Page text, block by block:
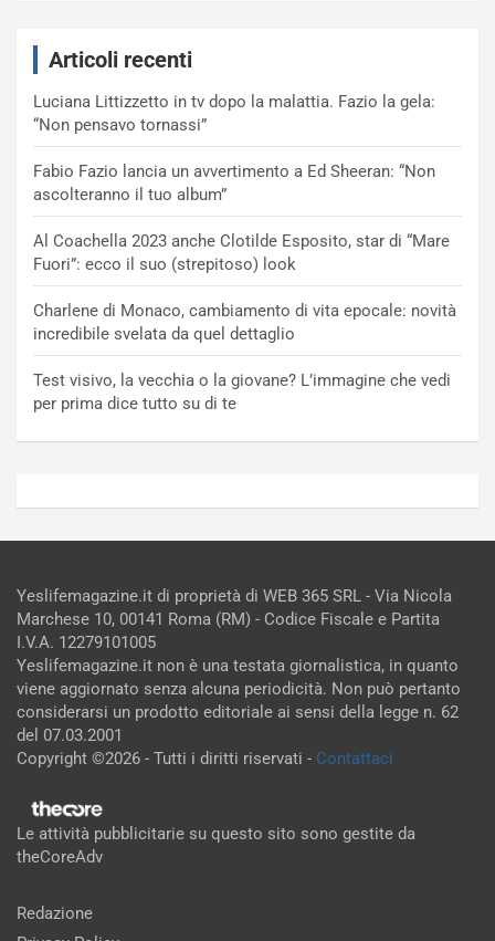
Articoli recenti
Luciana Littizzetto in tv dopo la malattia. Fazio la gela:
“Non pensavo tornassi”
Fabio Fazio lancia un avvertimento a Ed Sheeran: “Non
ascolteranno il tuo album”
Al Coachella 2023 anche Clotilde Esposito, star di “Mare
Fuori”: ecco il suo (strepitoso) look
Charlene di Monaco, cambiamento di vita epocale: novità
incredibile svelata da quel dettaglio
Test visivo, la vecchia o la giovane? L’immagine che vedi
per prima dice tutto su di te
Yeslifemagazine.it di proprietà di WEB 365 SRL - Via Nicola
Marchese 10, 00141 Roma (RM) - Codice Fiscale e Partita
I.V.A. 12279101005
Yeslifemagazine.it non è una testata giornalistica, in quanto
viene aggiornato senza alcuna periodicità. Non può pertanto
considerarsi un prodotto editoriale ai sensi della legge n. 62
del 07.03.2001
Copyright ©2026 - Tutti i diritti riservati - Contattaci
Le attività pubblicitarie su questo sito sono gestite da
theCoreAdv
Redazione